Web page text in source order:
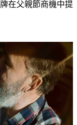
在父親節商機中提